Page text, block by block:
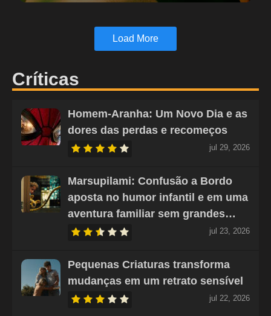
Load More
Críticas
Homem-Aranha: Um Novo Dia e as
dores das perdas e recomeços
jul 29, 2026
Marsupilami: Confusão a Bordo
aposta no humor infantil e em uma
aventura familiar sem grandes…
jul 23, 2026
Pequenas Criaturas transforma
mudanças em um retrato sensível
jul 22, 2026